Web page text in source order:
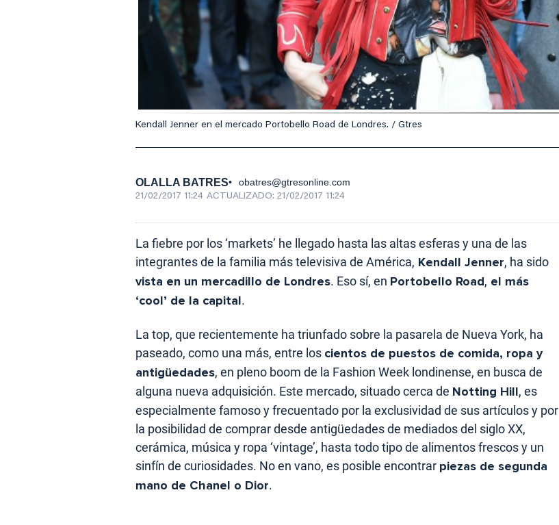
Kendall Jenner en el mercado Portobello Road de Londres. / Gtres
OLALLA BATRES obatres@gtresonline.com
21/02/2017 11:24 ACTUALIZADO: 21/02/2017 11:24
La fiebre por los ‘markets’ he llegado hasta las altas esferas y una de las
integrantes de la familia más televisiva de América, Kendall Jenner, ha sido
vista en un mercadillo de Londres. Eso sí, en Portobello Road, el más
‘cool’ de la capital.
La top, que recientemente ha triunfado sobre la pasarela de Nueva York, ha
paseado, como una más, entre los cientos de puestos de comida, ropa y
antigüedades, en pleno boom de la Fashion Week londinense, en busca de
alguna nueva adquisición. Este mercado, situado cerca de Notting Hill, es
especialmente famoso y frecuentado por la exclusividad de sus artículos y por
la posibilidad de comprar desde antigüedades de mediados del siglo XX,
cerámica, música y ropa ‘vintage’, hasta todo tipo de alimentos frescos y un
sinfín de curiosidades. No en vano, es posible encontrar piezas de segunda
mano de Chanel o Dior.